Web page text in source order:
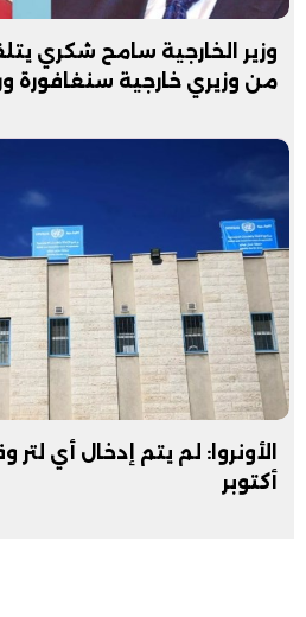
وزير الخارجية سامح شكري
من وزيري خارجية سنغافورة
أكتوبر